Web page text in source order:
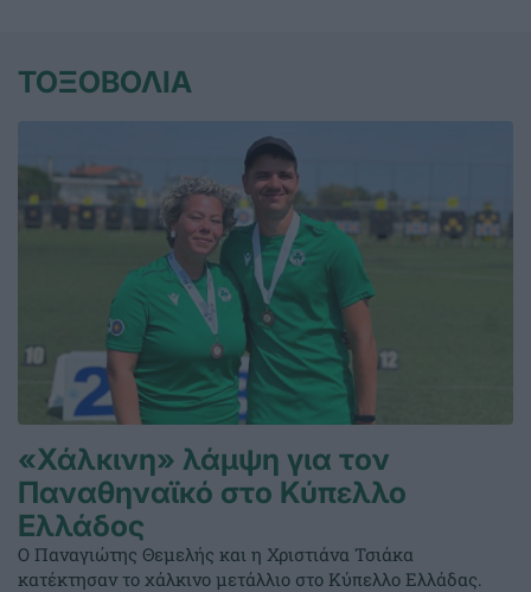
ΤΟΞΟΒΟΛΙΑ
«Χάλκινη» λάμψη για τον
Παναθηναϊκό στο Κύπελλο
Ελλάδος
Ο Παναγιώτης Θεμελής και η Χριστιάνα Τσιάκα
κατέκτησαν το χάλκινο μετάλλιο στο Κύπελλο Ελλάδας.